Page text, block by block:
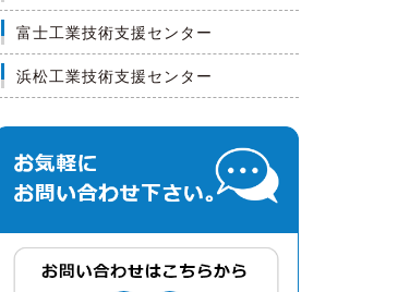
富士工業技術支援センター
浜松工業技術支援センター